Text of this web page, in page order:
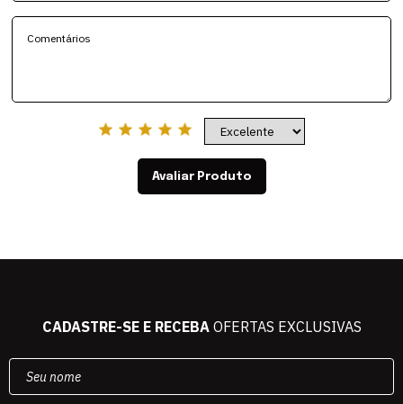
Avaliar Produto
CADASTRE-SE E RECEBAOFERTAS EXCLUSIVAS